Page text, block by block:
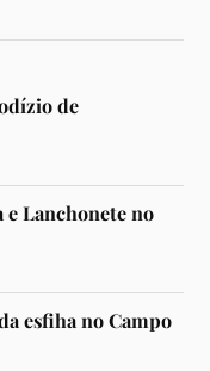
de
Lanchonete no
esfiha no Campo